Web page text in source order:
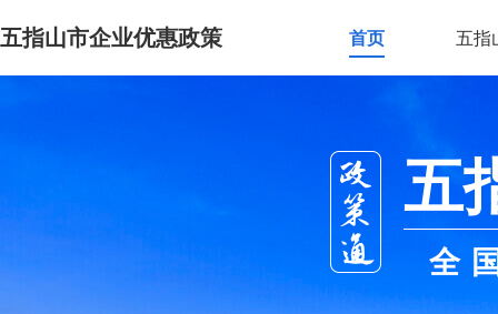
五指山市企业优惠政策 首页 五指
五
全